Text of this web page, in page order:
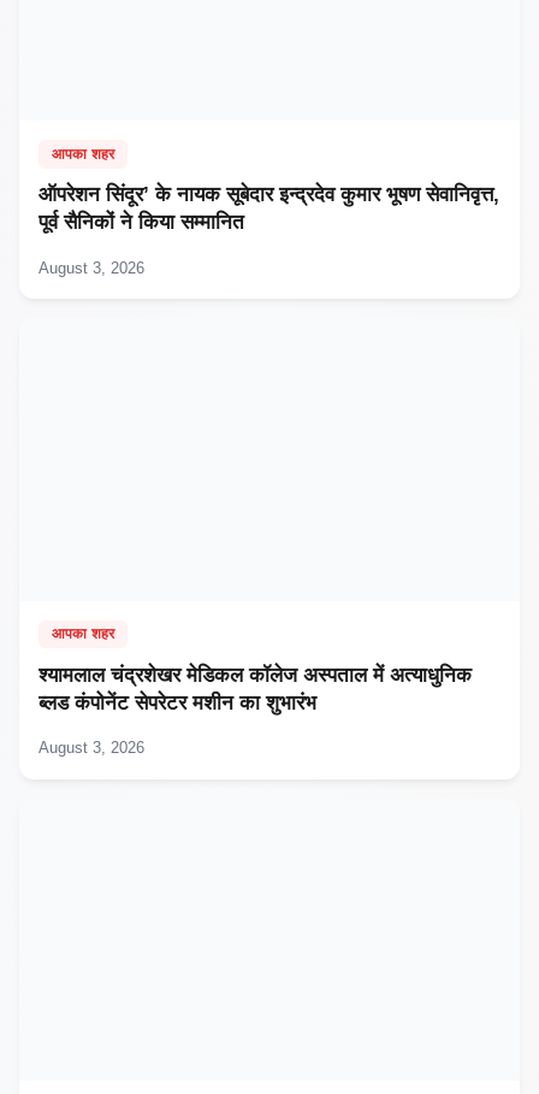
आपका शहर
ऑपरेशन सिंदूर’ के नायक सूबेदार इन्द्रदेव कुमार भूषण सेवानिवृत्त,
पूर्व सैनिकों ने किया सम्मानित
August 3, 2026
आपका शहर
श्यामलाल चंद्रशेखर मेडिकल कॉलेज अस्पताल में अत्याधुनिक
ब्लड कंपोनेंट सेपरेटर मशीन का शुभारंभ
August 3, 2026